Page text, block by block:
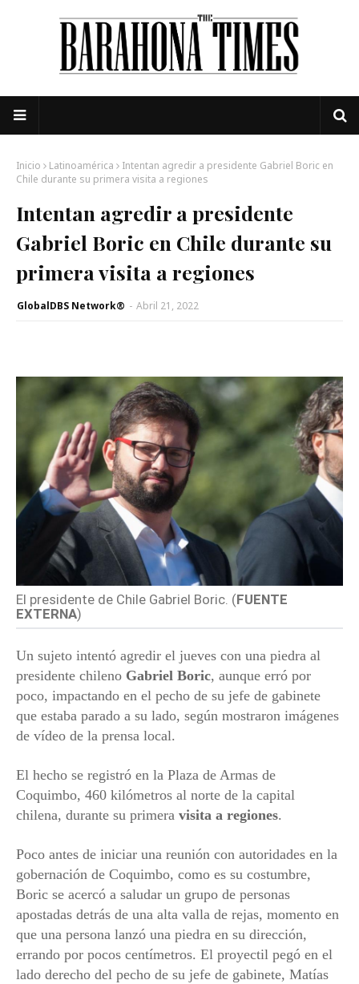
Inicio Latinoamérica
Intentan agredir a presidente Gabriel Boric en
Chile durante su primera visita a regiones
Intentan agredir a presidente
Gabriel Boric en Chile durante su
primera visita a regiones
GlobalDBS Network® - Abril 21, 2022
El presidente de Chile Gabriel Boric. (FUENTE
EXTERNA)
Un sujeto intentó agredir el jueves con una piedra al
presidente chileno Gabriel Boric, aunque erró por
poco, impactando en el pecho de su jefe de gabinete
que estaba parado a su lado, según mostraron imágenes
de vídeo de la prensa local.
El hecho se registró en la Plaza de Armas de
Coquimbo, 460 kilómetros al norte de la capital
chilena, durante su primera visita a regiones.
Poco antes de iniciar una reunión con autoridades en la
gobernación de Coquimbo, como es su costumbre,
Boric se acercó a saludar un grupo de personas
apostadas detrás de una alta valla de rejas, momento en
que una persona lanzó una piedra en su dirección,
errando por pocos centímetros. El proyectil pegó en el
lado derecho del pecho de su jefe de gabinete, Matías